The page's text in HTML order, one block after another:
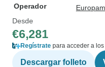
Operador
Desde
€6,281
Regístrate para acceder a
Descargar folleto